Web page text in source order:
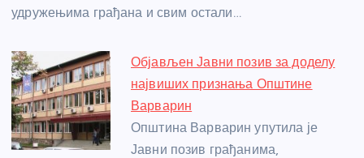
удружењима грађана и свим остали…
Објављен Јавни позив за доделу
највиших признања Општине
Варварин
Општина Варварин упутила је
Јавни позив грађанима,